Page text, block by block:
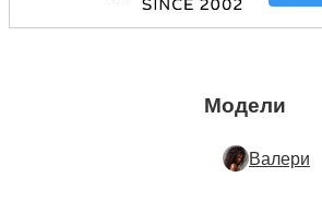
Модели
Валери